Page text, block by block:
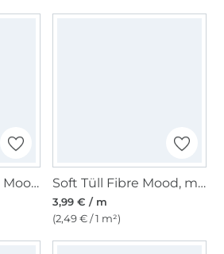
Viskose Twill Fibre Mood, braun Soft Tüll Fibre Mood, marine
3,99 € / m
(2,49 € / 1 m²)